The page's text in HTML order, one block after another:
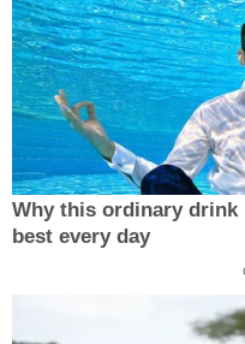
Why this ordinary
best every day